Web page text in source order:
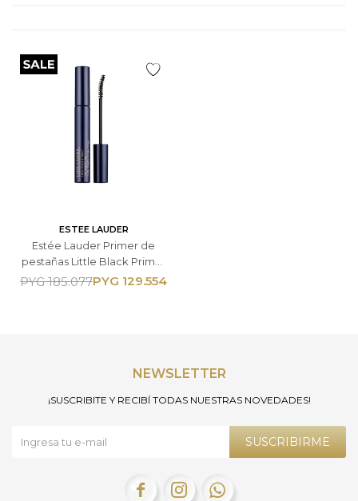
ESTEE LAUDER
Estée Lauder Primer de
pestañas Little Black Primer
- 6 ML
PYG 129.554
PYG 185.077
NEWSLETTER
¡SUSCRIBITE Y RECIBÍ TODAS NUESTRAS NOVEDADES!
SUSCRIBIRME
  